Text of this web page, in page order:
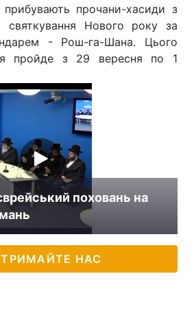
прочани-хасиди з
святкування Нового року за
- Рош-га-Шана. Цього
пройде з 29 вересня по 1
поховань на
НАС